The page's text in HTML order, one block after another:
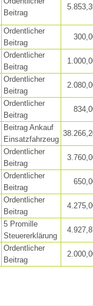
Beitrag
Ordentlicher
Beitrag
Ordentlicher
Beitrag
Ordentlicher
Beitrag
Ordentlicher
Beitrag
Beitrag Ankauf
Einsatzfahrzeug
Ordentlicher
Beitrag
Ordentlicher
Beitrag
Ordentlicher
Beitrag
5 Promille
Steuererklärung
Ordentlicher
Beitrag